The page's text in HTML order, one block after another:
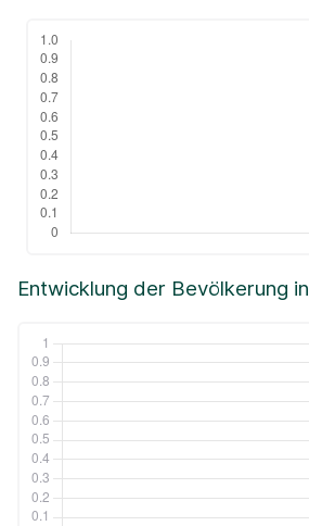
Entwicklung der Bevölkerung in